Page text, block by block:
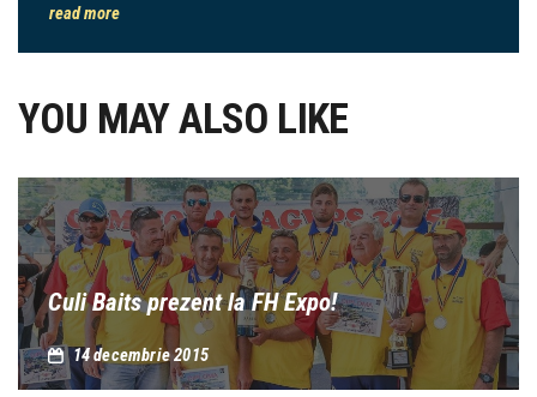
read more
YOU MAY ALSO LIKE
Culi Baits prezent la FH Expo!
14 decembrie 2015